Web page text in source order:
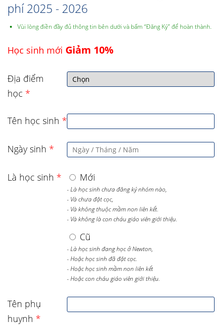
phí 2025 - 2026
Vùi lòng điền đầy đủ thông tin bên dưới và bấm “Đăng Ký” để hoàn thành.
Học sinh mới Giảm 10%
Địa điểm
học *
Tên học sinh *
Ngày sinh *
Là học sinh * Mới
- Là học sinh chưa đăng ký nhóm nào,
- Và chưa đặt cọc,
- Và không thuộc mầm non liên kết.
- Và không là con cháu giáo viên giới thiệu.
Cũ
- Là học sinh đang học ở Newton,
- Hoặc học sinh đã đặt cọc.
- Hoặc học sinh mầm non liên kết
- Hoặc con cháu giáo viên giới thiệu.
Tên phụ
huynh *